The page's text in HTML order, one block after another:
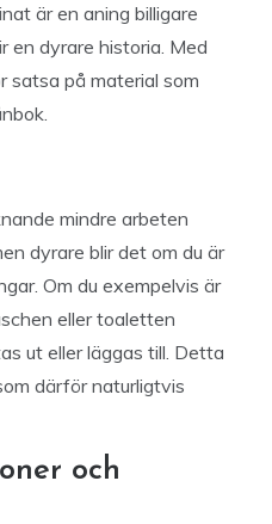
är en aning billigare
en dyrare historia. Med
satsa på material som
mindre arbeten
dyrare blir det om du är
Om du exempelvis är
eller toaletten
ut eller läggas till. Detta
därför naturligtvis
och